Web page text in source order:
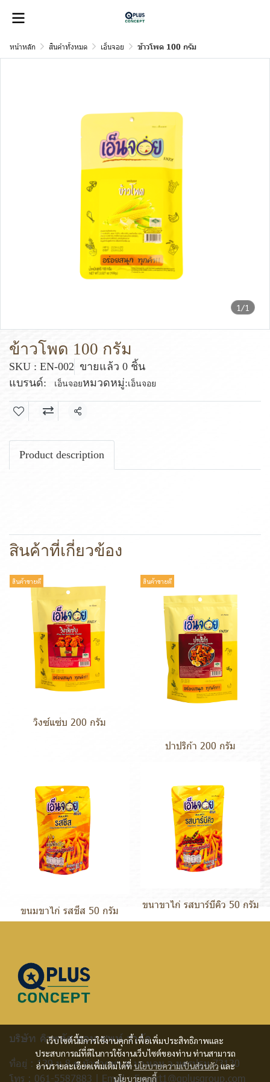
หน้าหลัก สินค้าทั้งหมด เอ็นจอย ข้าวโพด 100 กรัม
1/1
ข้าวโพด 100 กรัม
SKU : EN-002 ขายแล้ว 0 ชิ้น
แบรนด์:
เอ็นจอยหมวดหมู่:เอ็นจอย
แชร์
Product description
สินค้าที่เกี่ยวข้อง
สินค้าขายดี
วิงซ์แซ่บ 200 กรัม
สินค้าขายดี
ปาปริก้า 200 กรัม
ขนมขาไก่ รสชีส 50 กรัม
ขนาขาไก่ รสบาร์บีคิว 50 กรัม
เว็บไซต์นี้มีการใช้งานคุกกี้ เพื่อเพิ่มประสิทธิภาพและ
ประสบการณ์ที่ดีในการใช้งานเว็บไซต์ของท่าน ท่านสามารถ
อ่านรายละเอียดเพิ่มเติมได้ที่นโยบายความเป็นส่วนตัวและ
นโยบายคุกกี้
บริษัท คิวพลัส คอนเซพท์ จำกัด
ที่อยู่ : 139 ม.8 ต.บัวปากท่า อ.บางเลน จ.นครปฐม 73130
โทร : 061-5587883 | Email :Export1@qplusgroup.com